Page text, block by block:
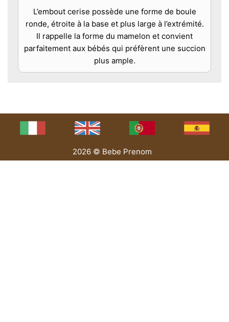
L’embout cerise possède une forme de boule
ronde, étroite à la base et plus large à l’extrémité.
Il rappelle la forme du mamelon et convient
parfaitement aux bébés qui préfèrent une succion
plus ample.
2026 © Bebe Prenom